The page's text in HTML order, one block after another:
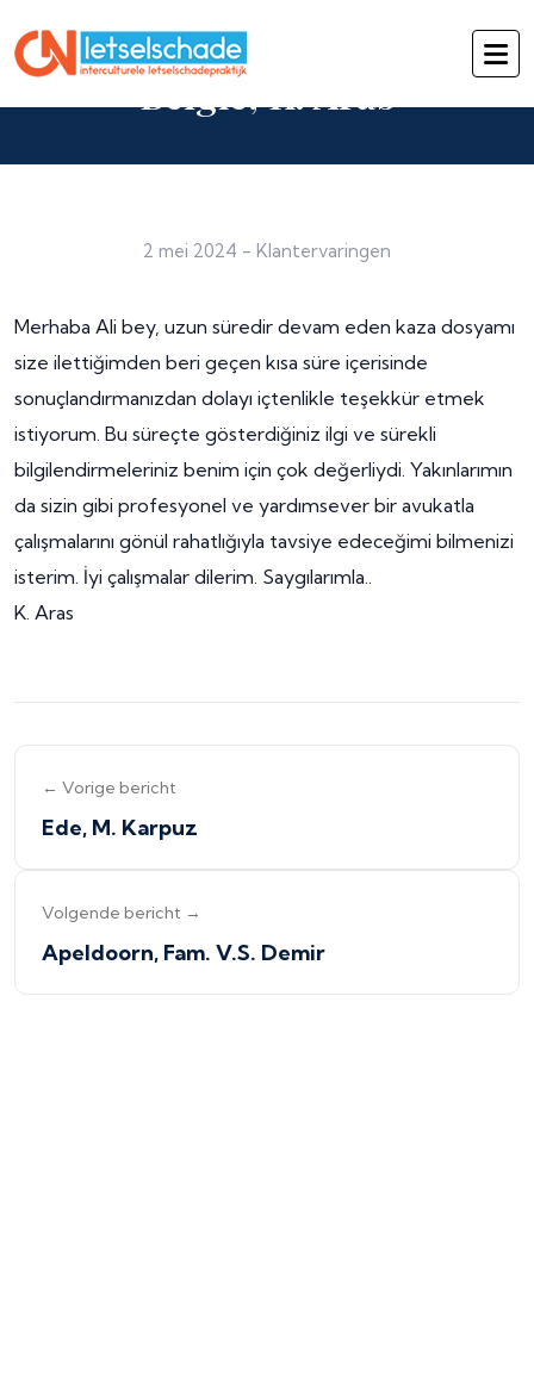
Belgie, K. Aras
2 mei 2024 - Klantervaringen
Merhaba Ali bey, uzun süredir devam eden kaza dosyamı
size ilettiğimden beri geçen kısa süre içerisinde
sonuçlandırmanızdan dolayı içtenlikle teşekkür etmek
istiyorum. Bu süreçte gösterdiğiniz ilgi ve sürekli
bilgilendirmeleriniz benim için çok değerliydi. Yakınlarımın
da sizin gibi profesyonel ve yardımsever bir avukatla
çalışmalarını gönül rahatlığıyla tavsiye edeceğimi bilmenizi
isterim. İyi çalışmalar dilerim. Saygılarımla..
K. Aras
← Vorige bericht
Ede, M. Karpuz
Volgende bericht →
Apeldoorn, Fam. V.S. Demir